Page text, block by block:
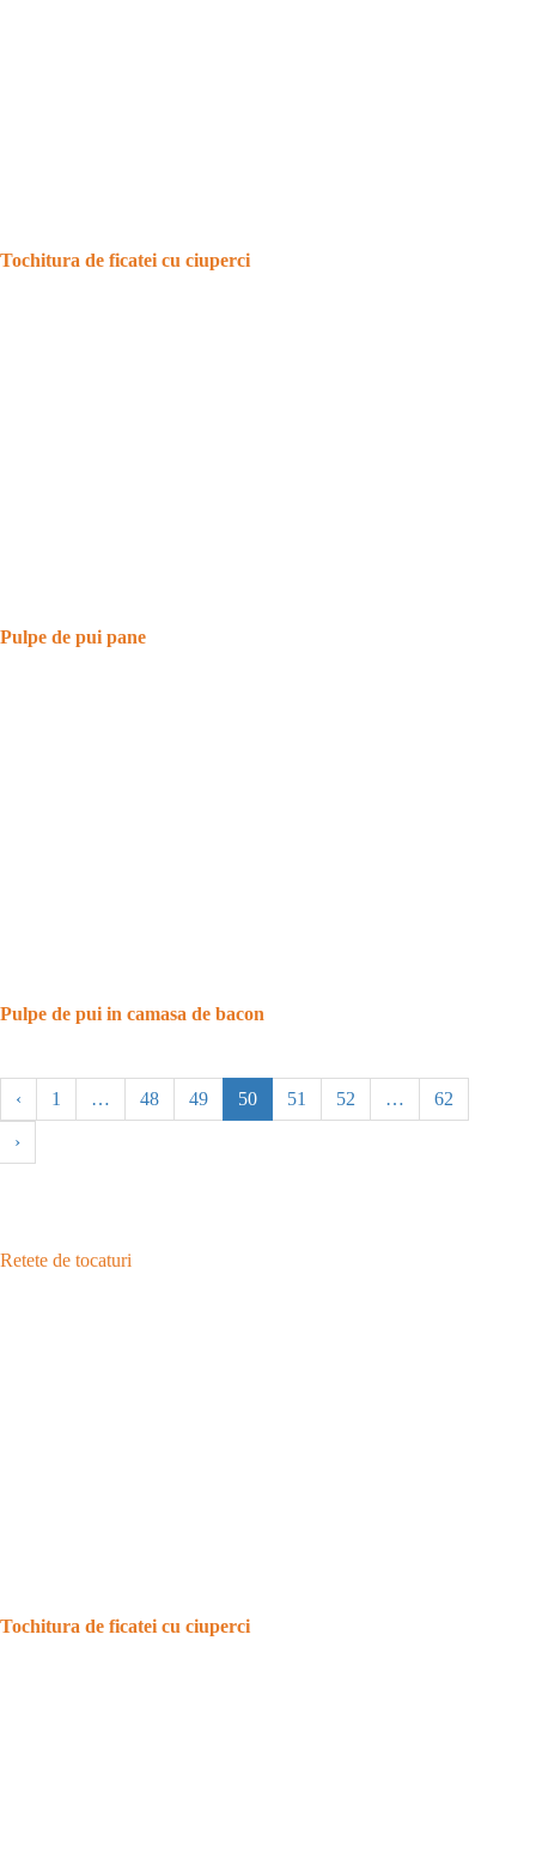
Tochitura de ficatei cu ciuperci
Pulpe de pui pane
Pulpe de pui in camasa de bacon
‹ 1 … 48 49 50 51 52 … 62
›
Retete de tocaturi
Tochitura de ficatei cu ciuperci